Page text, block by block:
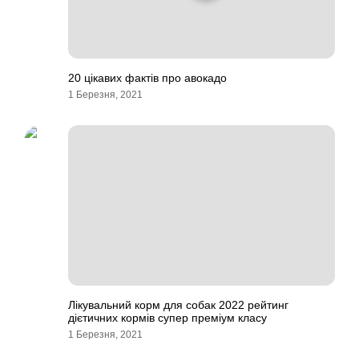
20 цікавих фактів про авокадо
1 Березня, 2021
Лікувальний корм для собак 2022 рейтинг
дієтичних кормів супер преміум класу
1 Березня, 2021